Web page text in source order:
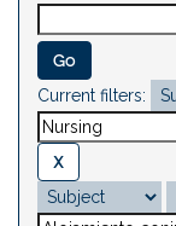
Current filters: